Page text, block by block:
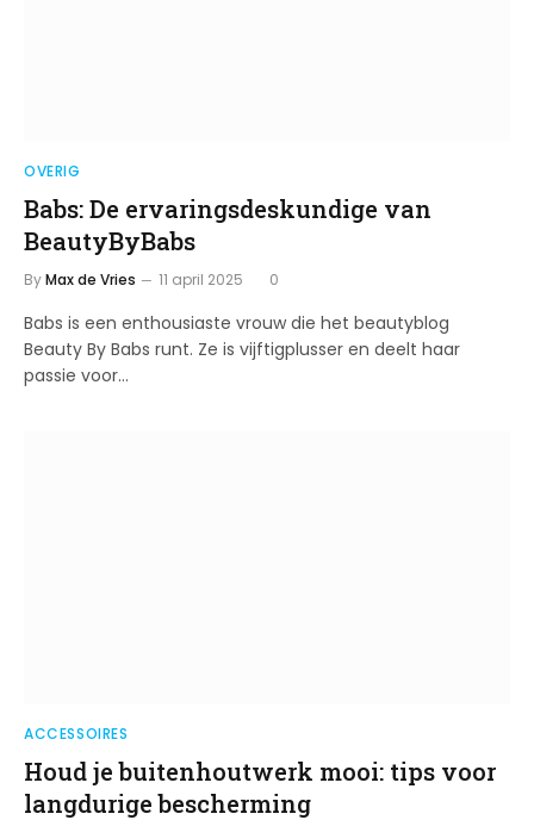
OVERIG
Babs: De ervaringsdeskundige van
BeautyByBabs
ByMax de Vries 11 april 2025 0
Babs is een enthousiaste vrouw die het beautyblog
Beauty By Babs runt. Ze is vijftigplusser en deelt haar
passie voor…
ACCESSOIRES
Houd je buitenhoutwerk mooi: tips voor
langdurige bescherming